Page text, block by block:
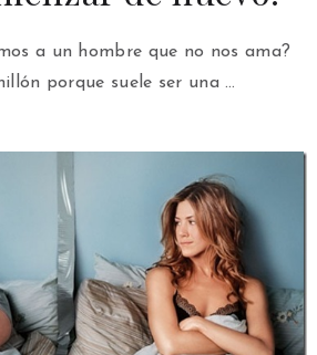
a un hombre que no nos ama?
porque suele ser una …